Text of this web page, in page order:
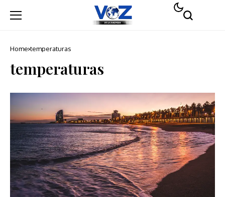
Home temperaturas
temperaturas